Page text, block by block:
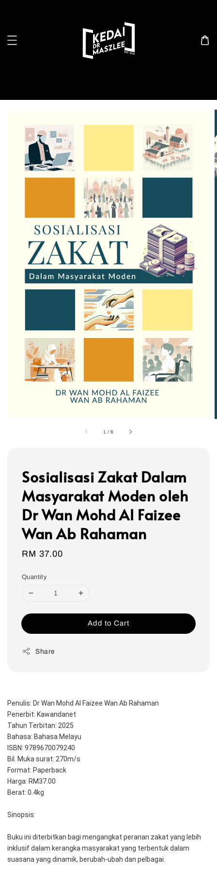
1 /6
Sosialisasi Zakat Dalam
Masyarakat Moden oleh
Dr Wan Mohd Al Faizee
Wan Ab Rahaman
Regular
RM 37.00
Quantity
Add to Cart
Share
Penulis: Dr Wan Mohd Al Faizee Wan Ab Rahaman
Penerbit: Kawandanet
Tahun Terbitan: 2025
Bahasa: Bahasa Melayu
ISBN: 9789670079240
Bil. Muka surat: 270m/s
Format: Paperback
Harga: RM37.00
Berat: 0.4kg
Sinopsis:
Buku ini diterbitkan bagi mengangkat peranan zakat yang lebih
inklusif dalam kerangka masyarakat yang terbentuk dalam
suasana yang dinamik, berubah-ubah dan pelbagai.